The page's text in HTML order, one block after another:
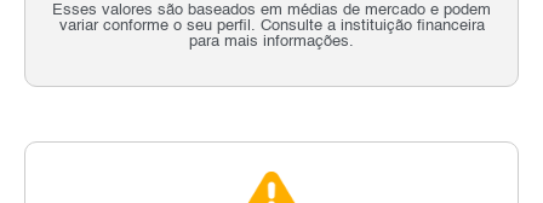
Esses valores são baseados em médias de mercado e podem
variar conforme o seu perfil. Consulte a instituição financeira
para mais informações.